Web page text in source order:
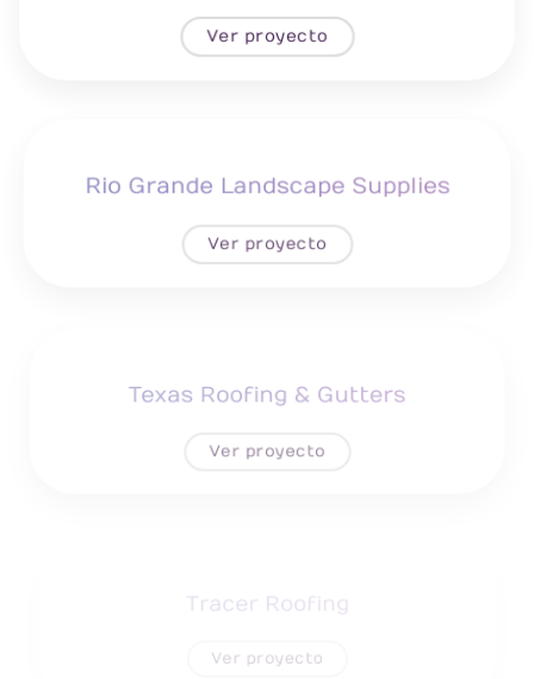
Ver proyecto
Rio Grande Landscape Supplies
Ver proyecto
Texas Roofing & Gutters
Ver proyecto
Tracer Roofing
Ver proyecto